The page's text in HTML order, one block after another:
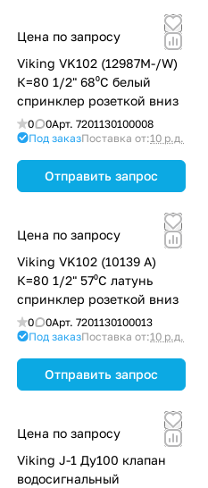
Цена по запросу
Viking VK102 (12987M-/W)
К=80 1/2" 68⁰С белый
спринклер розеткой вниз
0 0Арт. 7201130100008
Под заказПоставка от:10 р.д.
Отправить запрос
Цена по запросу
Viking VK102 (10139 A)
К=80 1/2" 57⁰С латунь
спринклер розеткой вниз
0 0Арт. 7201130100013
Под заказПоставка от:10 р.д.
Отправить запрос
Цена по запросу
Viking J-1 Ду100 клапан
водосигнальный